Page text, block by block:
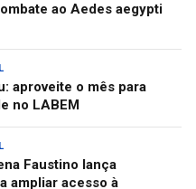
ao Aedes aegypti
aproveite o mês para
no LABEM
Faustino lança
ampliar acesso à